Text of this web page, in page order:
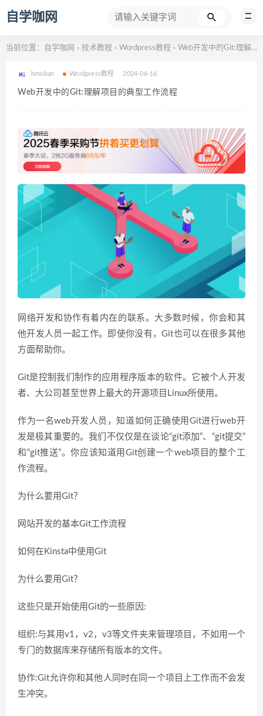
自学咖网
当前位置： 自学咖网 > 技术教程 > Wordpress教程 > Web开发中的Git:理解项目的典型工作流程
hmoban Wordpress教程 2024-06-16
Web开发中的Git:理解项目的典型工作流程
网络开发和协作有着内在的联系。大多数时候，你会和其
他开发人员一起工作。即使你没有，Git也可以在很多其他
方面帮助你。
Git是控制我们制作的应用程序版本的软件。它被个人开发
者、大公司甚至世界上最大的开源项目Linux所使用。
作为一名web开发人员，知道如何正确使用Git进行web开
发是极其重要的。我们不仅仅是在谈论“git添加”、“git提交”
和“git推送”。你应该知道用Git创建一个web项目的整个工
作流程。
为什么要用Git？
网站开发的基本Git工作流程
如何在Kinsta中使用Git
为什么要用Git？
这些只是开始使用Git的一些原因:
组织:与其用v1，v2，v3等文件夹来管理项目，不如用一个
专门的数据库来存储所有版本的文件。
协作:Git允许你和其他人同时在同一个项目上工作而不会发
生冲突。